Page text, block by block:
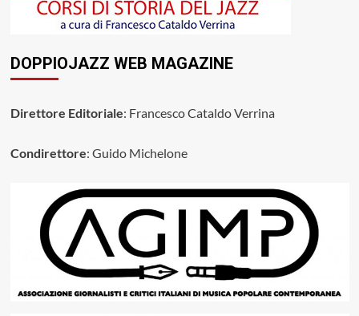
DOPPIOJAZZ WEB MAGAZINE
Direttore Editoriale: Francesco Cataldo Verrina
Condirettore: Guido Michelone